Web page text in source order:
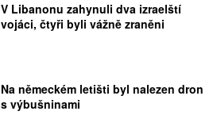
V Libanonu zahynuli dva izraelští
vojáci, čtyři byli vážně zraněni
Na německém letišti byl nalezen dron
s výbušninami